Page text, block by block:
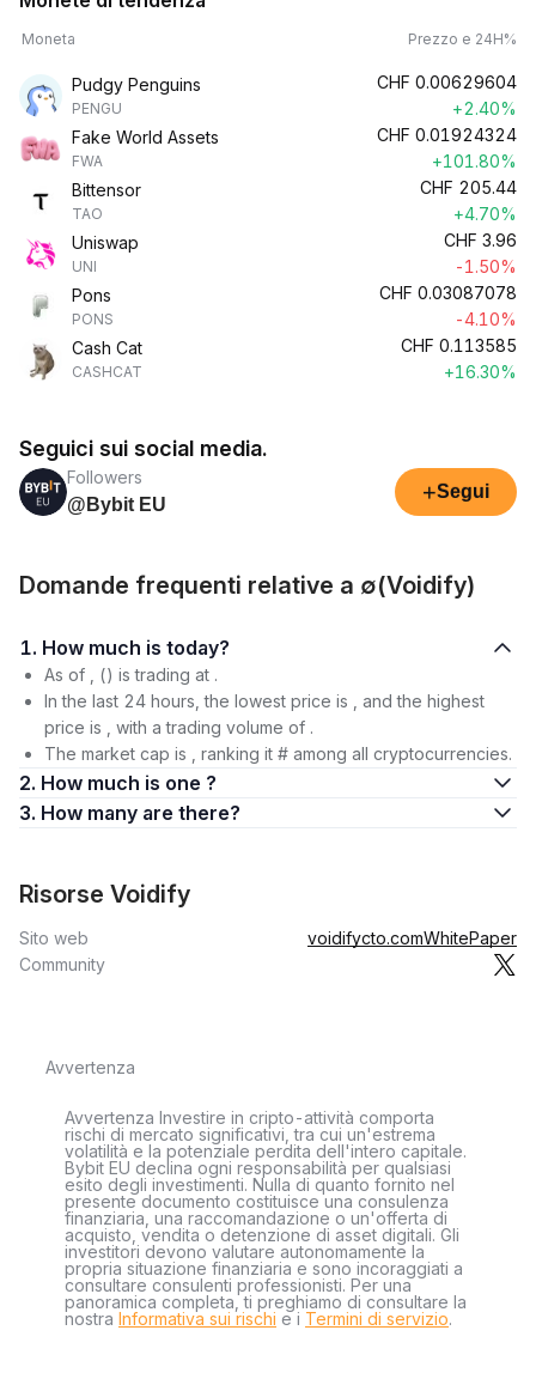
Moneta Prezzo e 24H%
Pudgy Penguins
PENGU
CHF 0.00629604
+2.40%
Fake World Assets
FWA
CHF 0.01924324
+101.80%
Bittensor
TAO
CHF 205.44
+4.70%
Uniswap
UNI
CHF 3.96
-1.50%
Pons
PONS
CHF 0.03087078
-4.10%
Cash Cat
CASHCAT
CHF 0.113585
+16.30%
Seguici sui social media.
Followers
@Bybit EU
+Segui
Domande frequenti relative a ∅(Voidify)
1. How much is today?
As of , () is trading at .
In the last 24 hours, the lowest price is , and the highest
price is , with a trading volume of .
The market cap is , ranking it # among all cryptocurrencies.
2. How much is one ?
3. How many are there?
Risorse Voidify
Sito web voidifycto.comWhitePaper
Community
Avvertenza
Avvertenza Investire in cripto-attività comporta
rischi di mercato significativi, tra cui un'estrema
volatilità e la potenziale perdita dell'intero capitale.
Bybit EU declina ogni responsabilità per qualsiasi
esito degli investimenti. Nulla di quanto fornito nel
presente documento costituisce una consulenza
finanziaria, una raccomandazione o un'offerta di
acquisto, vendita o detenzione di asset digitali. Gli
investitori devono valutare autonomamente la
propria situazione finanziaria e sono incoraggiati a
consultare consulenti professionisti. Per una
panoramica completa, ti preghiamo di consultare la
nostra Informativa sui rischi e i Termini di servizio.